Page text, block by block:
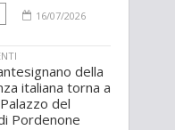
16/07/2026
della
italiana torna a
del
Pordenone